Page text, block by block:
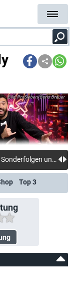
ProSieben/Boris Breuer
23.07.: Neue Meldung: "TV total" kehrt mit Sonderfolgen und "Stand-up Club" zurück: Pufpaff präsentiert Sommer-Edition und Retro-Edition
Top 3